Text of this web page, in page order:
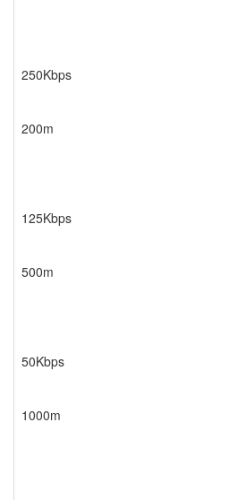
250Kbps
200m
125Kbps
500m
50Kbps
1000m